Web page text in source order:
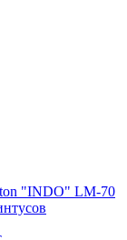
"INDO" LM-70